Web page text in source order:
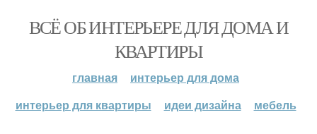
ВСЁ ОБ ИНТЕРЬЕРЕ ДЛЯ ДОМА И
КВАРТИРЫ
главная
интерьер для дома
интерьер для квартиры
идеи дизайна мебель